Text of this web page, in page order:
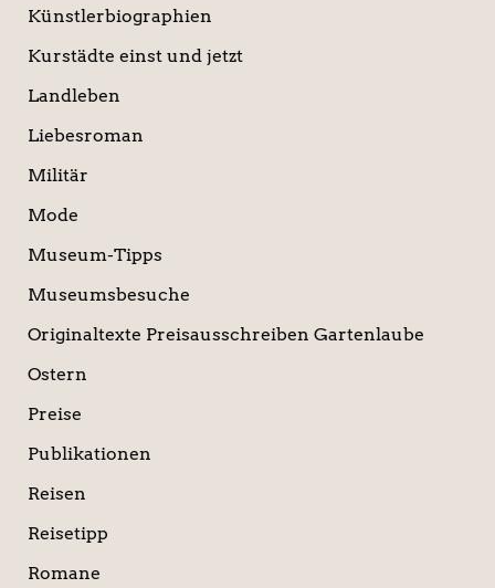
Künstlerbiographien
Kurstädte einst und jetzt
Landleben
Liebesroman
Militär
Mode
Museum-Tipps
Museumsbesuche
Originaltexte Preisausschreiben Gartenlaube
Ostern
Preise
Publikationen
Reisen
Reisetipp
Romane